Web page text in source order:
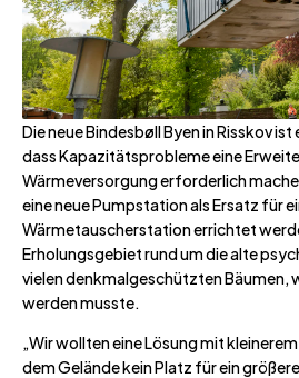
Die neue Bindesbøll Byen in Risskov
dass Kapazitätsprobleme eine
Wärmeversorgung erforderlich
eine neue Pumpstation als Ersatz für
Wärmetauscherstation errichtet
Erholungsgebiet rund um die alte
vielen denkmalgeschützten Bäumen,
werden musste.
„Wir wollten eine Lösung mit
dem Gelände kein Platz für ein